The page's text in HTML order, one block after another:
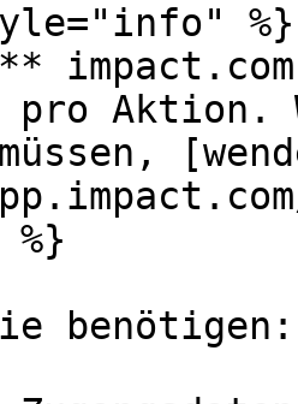
%}
pro Aktion.
müssen,
benötigen: